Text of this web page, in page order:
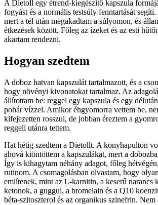
A Dietoll egy étrend-kiegészítő kapszula
fogyást és a normális testsúly fenntartását
mert a tél után megakadtam a súlyomon, és
étkezések között. Főleg az ízeket és az esti
akartam rendezni.
Hogyan szedtem
A doboz hatvan kapszulát tartalmazott, és a
hogy növényi kivonatokat tartalmaz. Az
állítottam be: reggel egy kapszula és egy
pohár vízzel. Amikor éhgyomorra vettem be,
kifejezetten rosszul, de jobban éreztem a
reggeli utánra tettem.
Hat hétig szedtem a Dietollt. A konyhapulton
ahová kiöntöttem a kapszulákat, mert a
Így is kihagytam néhány adagot, főleg
rutinom. A csomagolásban olvastam, hogy
említenek, mint az L-karnitin, a keserű narancs
ketonok, a guggul, a bromelain és a Q10
béta-szitoszterol és az organikus szinefrin. Nem